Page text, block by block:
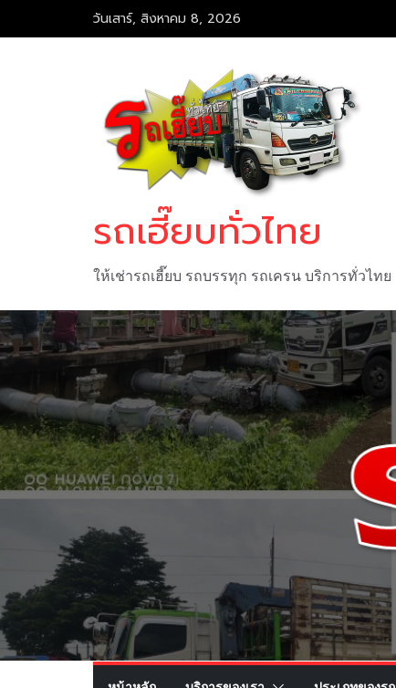
to
วันเสาร์, สิงหาคม 8, 2026
รถเฮี๊ยบทั่วไทย
ให้เช่ารถเฮี๊ยบ รถบรรทุก รถเครน บริการทั่วไทย